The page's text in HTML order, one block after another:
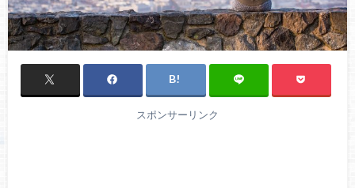
スポンサーリンク